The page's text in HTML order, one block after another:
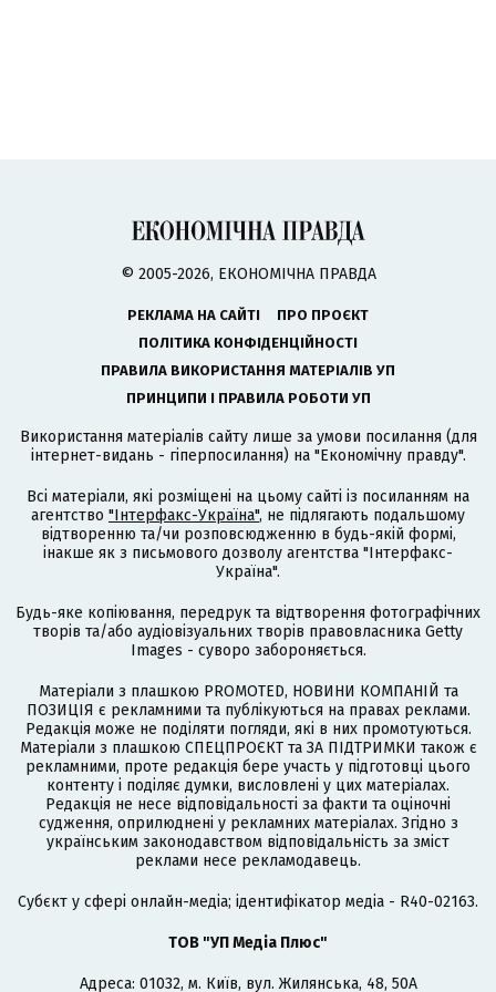
© 2005-2026, ЕКОНОМІЧНА ПРАВДА
РЕКЛАМА НА САЙТІ
ПРО ПРОЄКТ
ПОЛІТИКА КОНФІДЕНЦІЙНОСТІ
ПРАВИЛА ВИКОРИСТАННЯ МАТЕРІАЛІВ УП
ПРИНЦИПИ І ПРАВИЛА РОБОТИ УП
Використання матеріалів сайту лише за умови посилання (для
інтернет-видань - гіперпосилання) на "Економічну правду".
Всі матеріали, які розміщені на цьому сайті із посиланням на
агентство "Інтерфакс-Україна", не підлягають подальшому
відтворенню та/чи розповсюдженню в будь-якій формі,
інакше як з письмового дозволу агентства "Інтерфакс-
Україна".
Будь-яке копіювання, передрук та відтворення фотографічних
творів та/або аудіовізуальних творів правовласника Getty
Images - суворо забороняється.
Матеріали з плашкою PROMOTED, НОВИНИ КОМПАНІЙ та
ПОЗИЦІЯ є рекламними та публікуються на правах реклами.
Редакція може не поділяти погляди, які в них промотуються.
Матеріали з плашкою СПЕЦПРОЄКТ та ЗА ПІДТРИМКИ також є
рекламними, проте редакція бере участь у підготовці цього
контенту і поділяє думки, висловлені у цих матеріалах.
Редакція не несе відповідальності за факти та оціночні
судження, оприлюднені у рекламних матеріалах. Згідно з
українським законодавством відповідальність за зміст
реклами несе рекламодавець.
Cубєкт у сфері онлайн-медіа; ідентифікатор медіа - R40-02163.
ТОВ "УП Медіа Плюс"
Адреса: 01032, м. Київ, вул. Жилянська, 48, 50А